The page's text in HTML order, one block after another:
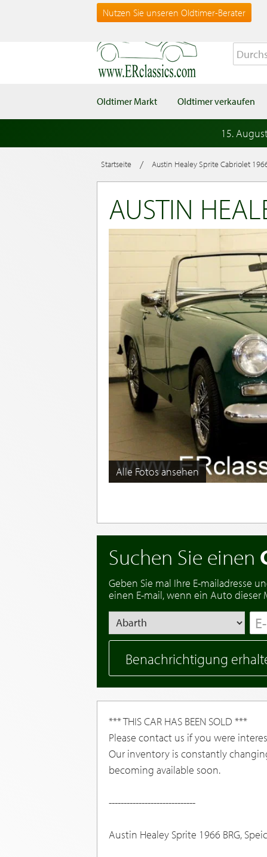
Nutzen Sie unseren Oldtimer-Berater
Oldtimer Markt Oldtimer verkaufen
15.
Startseite / Austin Healey Sprite Cabriolet
AUSTIN
Alle Fotos ansehen
Suchen Sie einen
Geben Sie mal Ihre E-mailadresse
einen E-mail, wenn ein Auto dieser
Benachrichtigung
*** THIS CAR HAS BEEN SOLD ***
Please contact us if you were
Our inventory is constantly
becoming available soon.
-----------------------------
Austin Healey Sprite 1966 BRG,